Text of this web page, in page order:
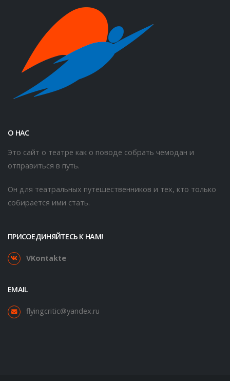
О НАС
Это сайт о театре как о поводе собрать чемодан и
отправиться в путь.
Он для театральных путешественников и тех, кто только
собирается ими стать.
ПРИСОЕДИНЯЙТЕСЬ К НАМ!
VKontakte
EMAIL
flyingcritic@yandex.ru